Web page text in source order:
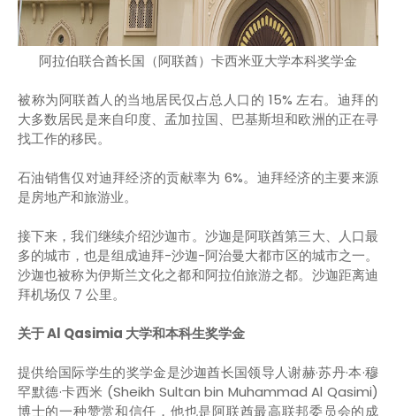
阿拉伯联合酋长国（阿联酋）卡西米亚大学本科奖学金
被称为阿联酋人的当地居民仅占总人口的 15% 左右。迪拜的
大多数居民是来自印度、孟加拉国、巴基斯坦和欧洲的正在寻
找工作的移民。
石油销售仅对迪拜经济的贡献率为 6%。迪拜经济的主要来源
是房地产和旅游业。
接下来，我们继续介绍沙迦市。沙迦是阿联酋第三大、人口最
多的城市，也是组成迪拜-沙迦-阿治曼大都市区的城市之一。
沙迦也被称为伊斯兰文化之都和阿拉伯旅游之都。沙迦距离迪
拜机场仅 7 公里。
关于 Al Qasimia 大学和本科生奖学金
提供给国际学生的奖学金是沙迦酋长国领导人谢赫·苏丹·本·穆
罕默德·卡西米 (Sheikh Sultan bin Muhammad Al Qasimi)
博士的一种赞赏和信任，他也是阿联酋最高联邦委员会的成